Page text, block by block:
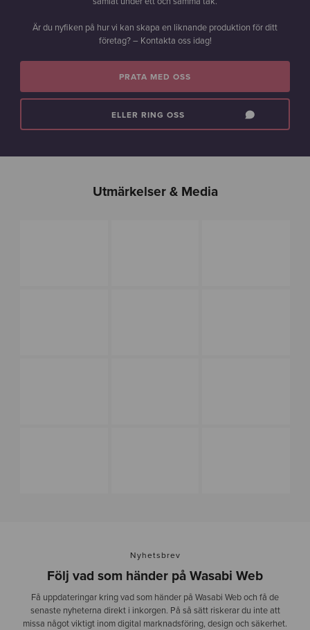
Är du nyfiken på hur vi kan skapa en liknande produktion för ditt
företag? – Kontakta oss idag!
PRATA MED OSS
ELLER RING OSS
Utmärkelser & Media
Nyhetsbrev
Följ vad som händer på Wasabi Web
Få uppdateringar kring vad som händer på Wasabi Web och få de
senaste nyheterna direkt i inkorgen. På så sätt riskerar du inte att
missa något viktigt inom digital marknadsföring, design och säkerhet.